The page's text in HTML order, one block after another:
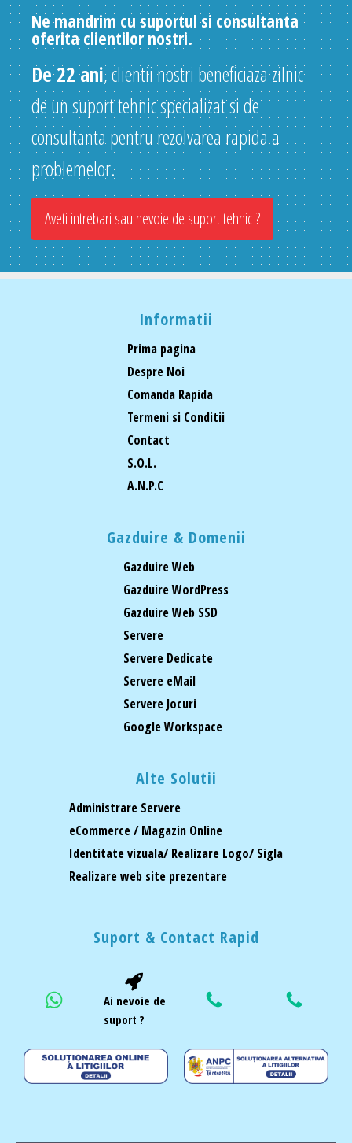
Ne mandrim cu suportul si consultanta
oferita clientilor nostri.
De 22 ani, clientii nostri beneficiaza zilnic
de un suport tehnic specializat si de
consultanta pentru rezolvarea rapida a
problemelor.
Aveti intrebari sau nevoie de suport tehnic ?
Informatii
Prima pagina
Despre Noi
Comanda Rapida
Termeni si Conditii
Contact
S.O.L.
A.N.P.C
Gazduire & Domenii
Gazduire Web
Gazduire WordPress
Gazduire Web SSD
Servere
Servere Dedicate
Servere eMail
Servere Jocuri
Google Workspace
Alte Solutii
Administrare Servere
eCommerce / Magazin Online
Identitate vizuala/ Realizare Logo/ Sigla
Realizare web site prezentare
Suport & Contact Rapid
Ai nevoie de
suport ?